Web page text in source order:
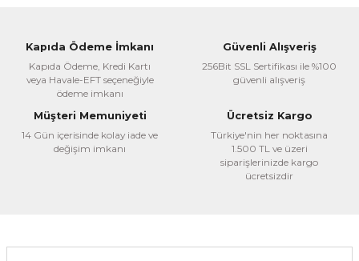
Ürün açıklamasında eksik bilgiler bulunuyor.
Ürün bilgilerinde hatalar bulunuyor.
Ürün fiyatı diğer sitelerden daha pahalı.
Bu ürüne benzer farklı alternatifler olmalı.
Kapıda Ödeme İmkanı
Kapıda Ödeme, Kredi Kartı
veya Havale-EFT seçeneğiyle
ödeme imkanı
Güvenli Alışveriş
256Bit SSL Sertifikası ile %100
güvenli alışveriş
Müşteri Memuniyeti
14 Gün içerisinde kolay iade ve
değişim imkanı
Ücretsiz Kargo
Türkiye'nin her noktasına
1.500 TL ve üzeri
siparişlerinizde kargo
ücretsizdir